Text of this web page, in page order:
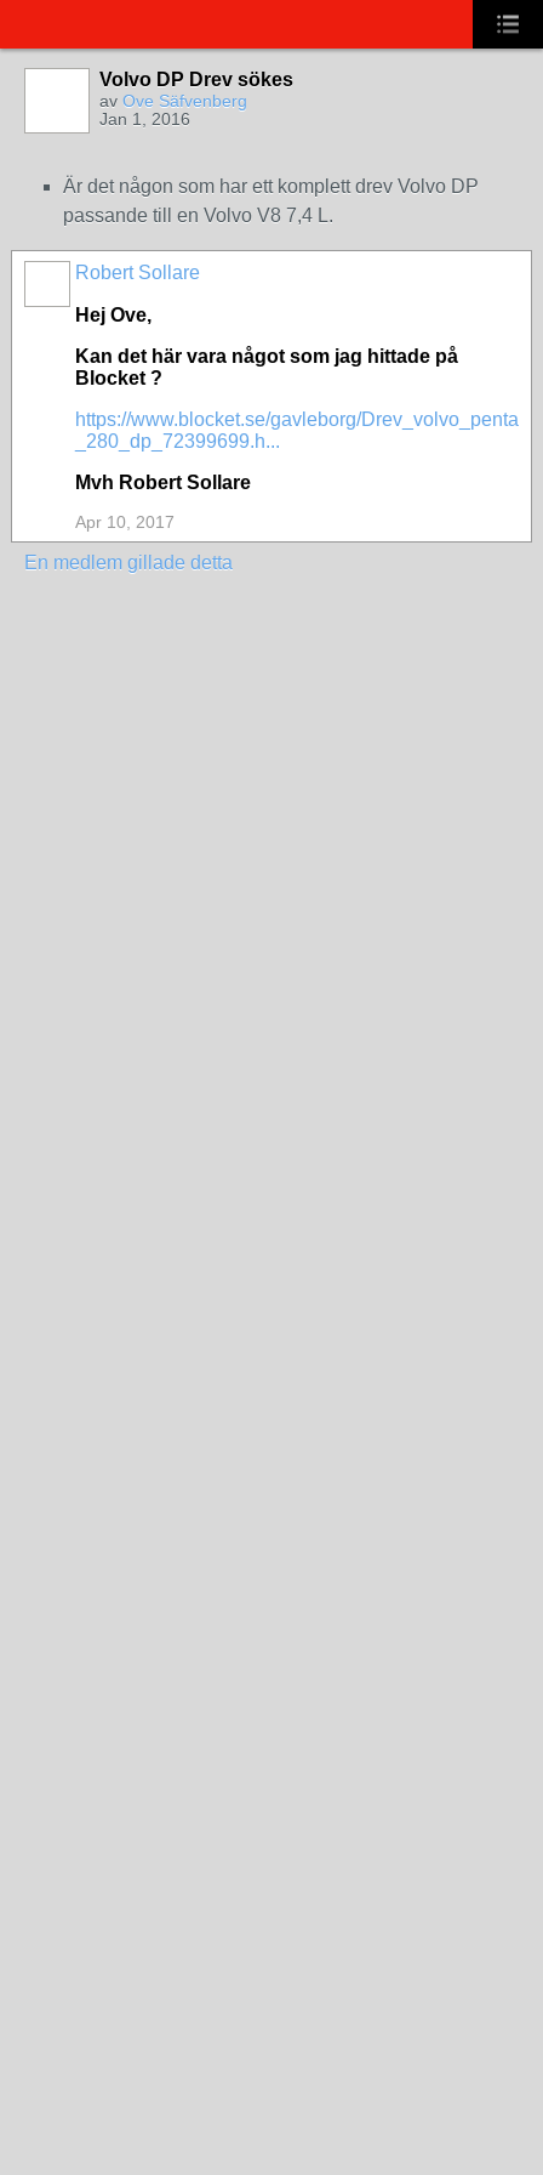
Volvo DP Drev sökes
av Ove Säfvenberg
Jan 1, 2016
Är det någon som har ett komplett drev Volvo DP
passande till en Volvo V8 7,4 L.
Robert Sollare
Hej Ove,
Kan det här vara något som jag hittade på
Blocket ?
https://www.blocket.se/gavleborg/Drev_volvo_penta
_280_dp_72399699.h...
Mvh Robert Sollare
Apr 10, 2017
En medlem gillade detta